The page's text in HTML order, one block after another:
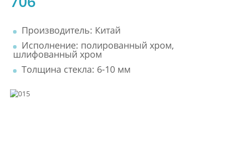
Производитель: Китай
Исполнение: полированный хром,
шлифованный хром
Толщина стекла: 6-10 мм